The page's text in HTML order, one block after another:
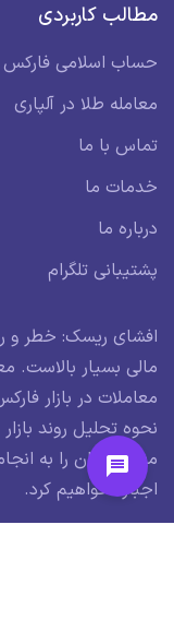
مطالب کاربردی
حساب اسلامی
معامله طلا در آلپاری
تماس با ما
خدمات ما
درباره ما
پشتیبانی تلگرام
افشای ریسک: خطر و
مالی بسیار بالاست.
معاملات در بازار
نحوه تحلیل روند
معامله گران را به
اجبار نخواهیم کرد.